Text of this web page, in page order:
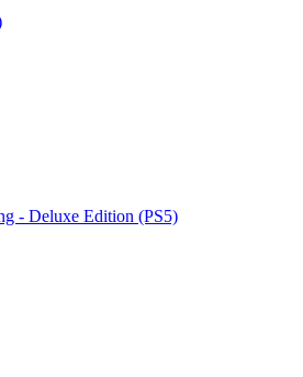
- Deluxe Edition (PS5)